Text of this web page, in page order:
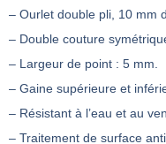
– Ourlet double pli, 10 mm
– Double couture
– Largeur de point : 5 mm.
– Gaine supérieure et
– Résistant à l’eau et au
– Traitement de surface